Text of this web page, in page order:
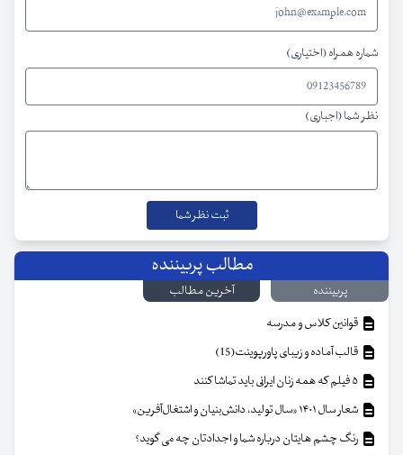
شماره همراه (اختیاری)
نظر شما (اجباری)
مطالب پربیننده
پربیننده
آخرین مطالب
قوانین کلاس و مدرسه
قالب آماده و زیبای پاورپوینت(15)
شعار سال ۱۴۰۱ «سال تولید، دانش‌بنیان و اشتغال‌آفرین»
رنگ چشم هایتان درباره شما و اجدادتان چه می گوید؟